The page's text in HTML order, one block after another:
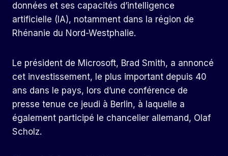
données et ses capacités d’intelligence
artificielle (IA), notamment dans la région de
Rhénanie du Nord-Westphalie.
Le président de Microsoft, Brad Smith, a annoncé
cet investissement, le plus important depuis 40
ans dans le pays, lors d’une conférence de
presse tenue ce jeudi à Berlin, à laquelle a
également participé le chancelier allemand, Olaf
Scholz.